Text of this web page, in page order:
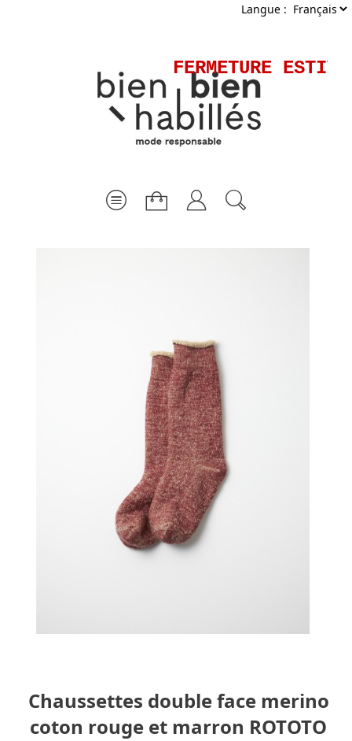
Langue :
FERMETURE
Chaussettes double face merino
coton rouge et marron ROTOTO